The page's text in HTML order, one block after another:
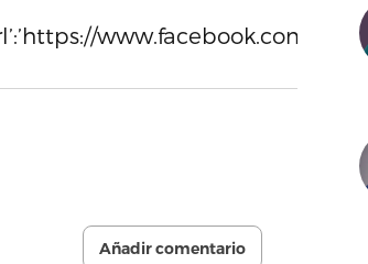
www.facebook.com/
Añadir comentario